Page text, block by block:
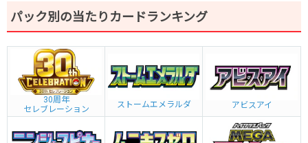
パック別の当たりカードランキング
30周年
セレブレーション
ストームエメラルダ アビスアイ